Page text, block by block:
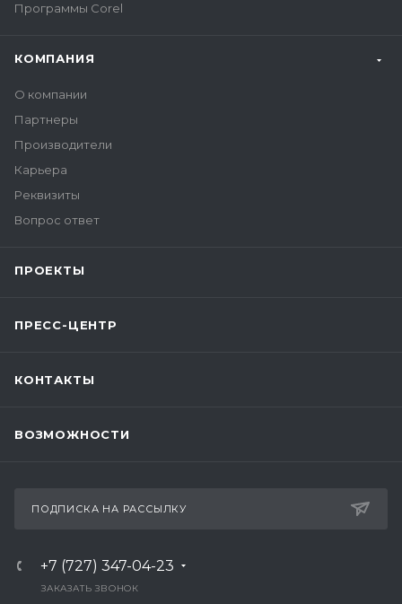
Программы Corel
КОМПАНИЯ
О компании
Партнеры
Производители
Карьера
Реквизиты
Вопрос ответ
ПРОЕКТЫ
ПРЕСС-ЦЕНТР
КОНТАКТЫ
ВОЗМОЖНОСТИ
ПОДПИСКА НА РАССЫЛКУ
+7 (727) 347-04-23
ЗАКАЗАТЬ ЗВОНОК